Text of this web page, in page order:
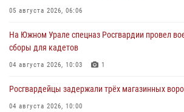
05 августа 2026, 06:06
На Южном Урале спецназ Росгвардии провел
сборы для кадетов
04 августа 2026, 10:03 1
Росгвардейцы задержали трёх магазинных
04 августа 2026, 10:00